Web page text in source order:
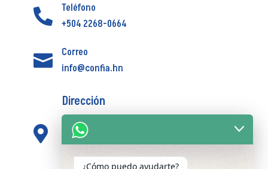

Teléfono
+504 2268-0664

Correo
info@confia.hn
Dirección

Centro Comercial Novacentro, Corporativo
los Proceres Torre Nova 1 piso 8 oficina 1
¿Cómo puedo ayudarte?